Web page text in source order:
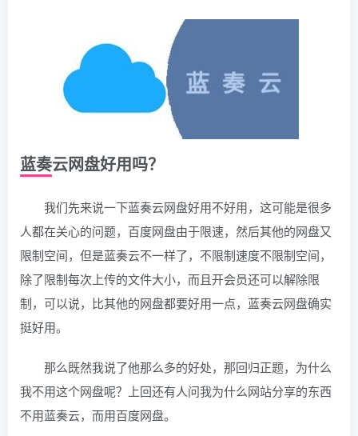
蓝奏云网盘好用吗？
我们先来说一下蓝奏云网盘好用不好用，这可能是很多
人都在关心的问题，百度网盘由于限速，然后其他的网盘又
限制空间，但是蓝奏云不一样了，不限制速度不限制空间，
除了限制每次上传的文件大小，而且开会员还可以解除限
制，可以说，比其他的网盘都要好用一点，蓝奏云网盘确实
挺好用。
那么既然我说了他那么多的好处，那回归正题，为什么
我不用这个网盘呢？上回还有人问我为什么网站分享的东西
不用蓝奏云，而用百度网盘。